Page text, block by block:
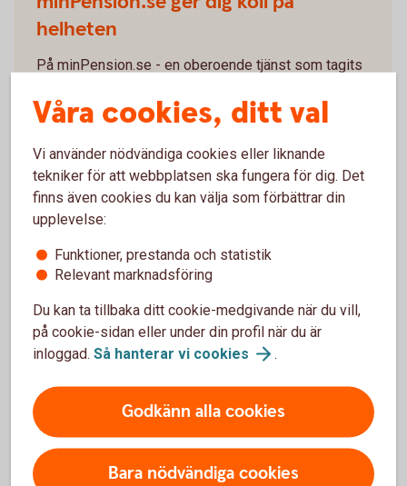
helheten
På minPension.se - en oberoende tjänst som tagits
dig en bra överblick:
delar av ditt egna pensionssparande.
Få koll på hur mycket pension du tjänat in hittills.
Gör en pensionsprognos och se hur mycket
pension du beräknas få som pensionär.
Läs mer om hur det funkar.
Kolla in pensionen på minPension.se
Högre pension till dig eller pengar till
din familj med återbetalningsskydd?
Våra cookies, ditt val
Vi använder nödvändiga cookies eller liknande
tekniker för att webbplatsen ska fungera för dig. Det
finns även cookies du kan välja som förbättrar din
upplevelse:
Funktioner, prestanda och statistik
Relevant marknadsföring
Du kan ta tillbaka ditt cookie-medgivande när du vill,
på cookie-sidan eller under din profil när du är
inloggad. Så hanterar vi cookies .
Godkänn alla cookies
Bara nödvändiga cookies